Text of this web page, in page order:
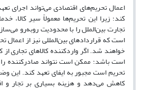
اعمال تحریم‌های اقتصادی می‌تواند اجرای
کند؛ زیرا این تحریم‌ها معمولاً سیر کالا،
تجارت بین‌الملل را با محدودیت روبه‌رو
است که قراردادهای بین‌المللی نیز از اعمال
خواهند شد. اگر وارد‌کننده کالاهای تجاری
است باشد؛ ممکن است نتواند صادرکننده
تحریم است مجبور به ایفای تعهد کند. این
کاهش می‌دهد و هزینه بسیاری بر تجار و